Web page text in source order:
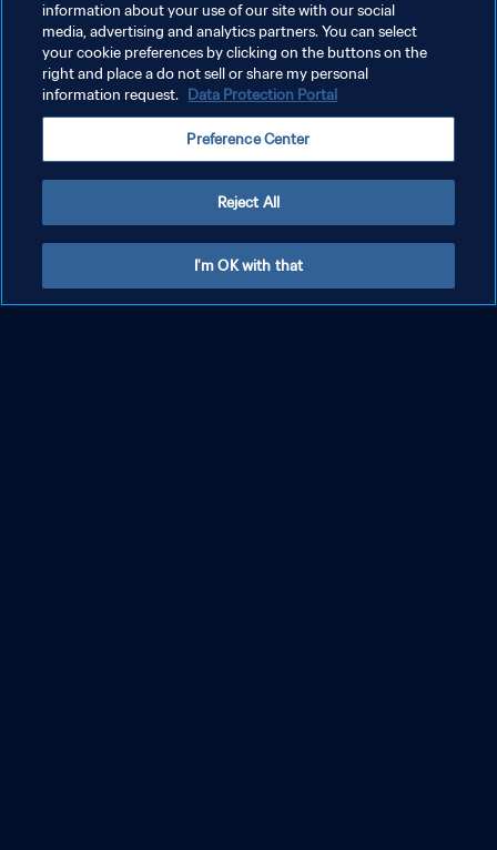
information about your use of our site with our social
media, advertising and analytics partners. You can select
your cookie preferences by clicking on the buttons on the
right and place a do not sell or share my personal
information request. Data Protection Portal
Preference Center
Reject All
I'm OK with that